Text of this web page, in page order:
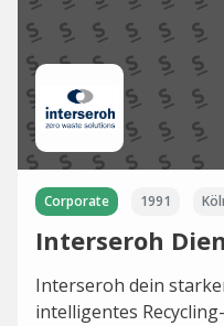
Corporate 1991
Interseroh
Interseroh dein
intelligentes